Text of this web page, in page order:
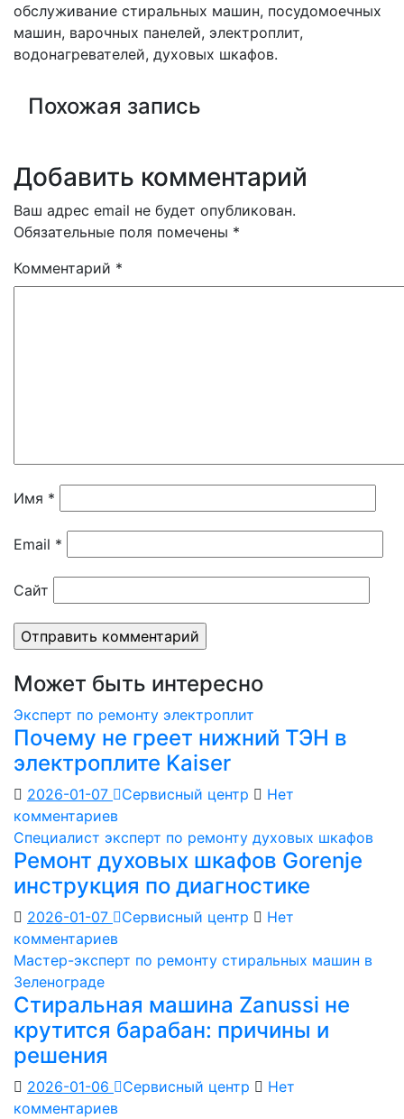
обслуживание стиральных машин, посудомоечных
машин, варочных панелей, электроплит,
водонагревателей, духовых шкафов.
Похожая запись
Добавить комментарий
Ваш адрес email не будет опубликован.
Обязательные поля помечены *
Комментарий *
Имя *
Email *
Сайт
Может быть интересно
Эксперт по ремонту электроплит
Почему не греет нижний ТЭН в
электроплите Kaiser
2026-01-07 Сервисный центр
Нет
комментариев
Специалист эксперт по ремонту духовых шкафов
Ремонт духовых шкафов Gorenje
инструкция по диагностике
2026-01-07 Сервисный центр
Нет
комментариев
Мастер-эксперт по ремонту стиральных машин в
Зеленограде
Стиральная машина Zanussi не
крутится барабан: причины и
решения
2026-01-06 Сервисный центр
Нет
комментариев